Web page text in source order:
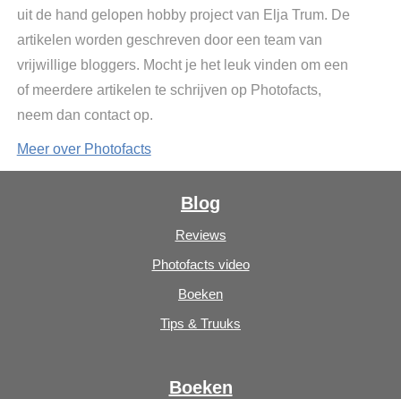
uit de hand gelopen hobby project van Elja Trum. De
artikelen worden geschreven door een team van
vrijwillige bloggers. Mocht je het leuk vinden om een
of meerdere artikelen te schrijven op Photofacts,
neem dan contact op.
Meer over Photofacts
Blog
Reviews
Photofacts video
Boeken
Tips & Truuks
Boeken